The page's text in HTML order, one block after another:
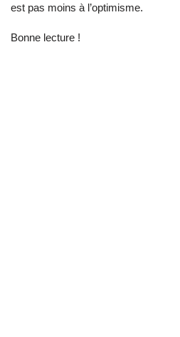
est pas moins à l’optimisme.
Bonne lecture !